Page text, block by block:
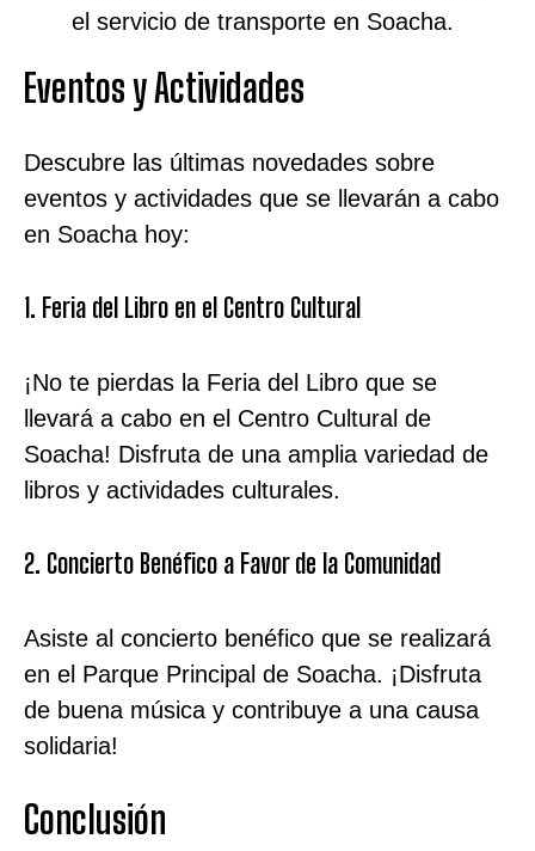
el servicio de transporte en Soacha.
Eventos y Actividades
Descubre las últimas novedades sobre
eventos y actividades que se llevarán a cabo
en Soacha hoy:
1. Feria del Libro en el Centro Cultural
¡No te pierdas la Feria del Libro que se
llevará a cabo en el Centro Cultural de
Soacha! Disfruta de una amplia variedad de
libros y actividades culturales.
2. Concierto Benéfico a Favor de la Comunidad
Asiste al concierto benéfico que se realizará
en el Parque Principal de Soacha. ¡Disfruta
de buena música y contribuye a una causa
solidaria!
Conclusión